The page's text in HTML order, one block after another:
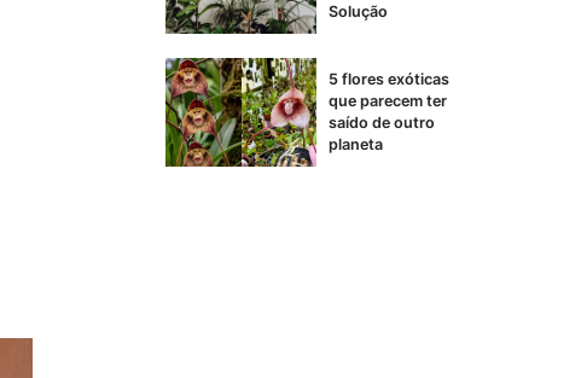
Solução
5 flores exóticas
que parecem ter
saído de outro
planeta